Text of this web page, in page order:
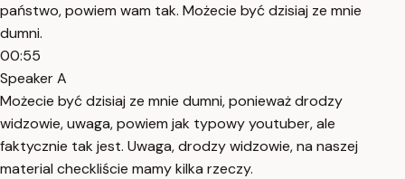
państwo, powiem wam tak. Możecie być dzisiaj ze mnie
dumni.
00:55
Speaker A
Możecie być dzisiaj ze mnie dumni, ponieważ drodzy
widzowie, uwaga, powiem jak typowy youtuber, ale
faktycznie tak jest. Uwaga, drodzy widzowie, na naszej
material checkliście mamy kilka rzeczy.